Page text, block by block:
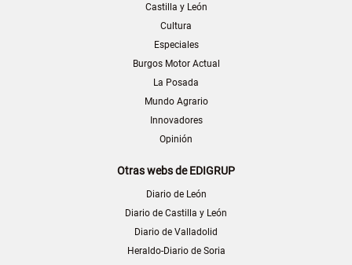
Castilla y León
Cultura
Especiales
Burgos Motor Actual
La Posada
Mundo Agrario
Innovadores
Opinión
Otras webs de EDIGRUP
Diario de León
Diario de Castilla y León
Diario de Valladolid
Heraldo-Diario de Soria